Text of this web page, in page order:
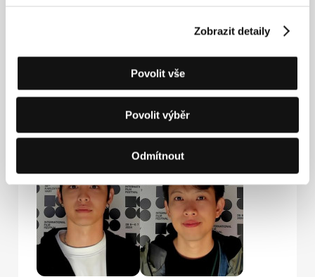
Zobrazit detaily
Povolit vše
Povolit výběr
Odmítnout
Film Director
Liu Hsiu-Fu
Actor